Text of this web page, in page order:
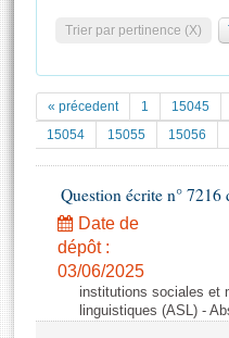
Pétitions
Documents
Projets de loi
Propositions de loi
Amendements
Textes adoptés
Rapports d'information
Statistiques et
Documents de
( Constitution | Règlement
Histoire
Juniors
Anciennes législatures
Liens vers les sites
La Bibliothèque
Les archives
Photos libres de droit
Trier par pertinence (X)
« précedent 1 15045
15054
15055 15056
Question écrite n°
Date de
dépôt :
03/06/2025
institutions sociales et
linguistiques (ASL) -